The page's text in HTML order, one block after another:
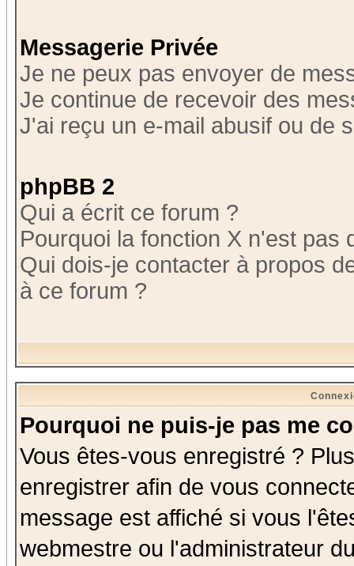
Messagerie Privée
Je ne peux pas envoyer de
Je continue de recevoir des
J'ai reçu un e-mail abusif ou de
phpBB 2
Qui a écrit ce forum ?
Pourquoi la fonction X n'est pas
Qui dois-je contacter à propos
à ce forum ?
Pourquoi ne puis-je pas me
Vous êtes-vous enregistré ?
enregistrer afin de vous
message est affiché si vous
webmestre ou l'administrateur